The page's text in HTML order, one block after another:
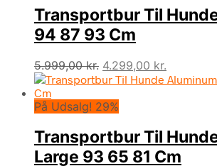
3.899,00 kr..2.599,00
Transportbur Til
94 87 93 Cm
5.999,00kr. Den
oprindelige
var:
4.299,00 kr.
aktuelle
På Udsalg! 29%
Transportbur Til
Large 93 65 81 Cm